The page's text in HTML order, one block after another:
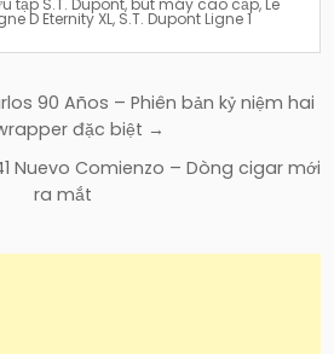
tập S.T. Dupont, bút máy cao cấp,Le
D Eternity XL, S.T. Dupont Ligne 1
90 Años – Phiên bản kỷ niệm hai
đặc biệt →
Nuevo Comienzo – Dòng cigar mới
ra mắt